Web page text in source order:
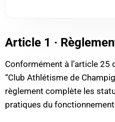
Article 1 ·
Conformément à l’article 25
“Club Athlétisme de
règlement complète les
pratiques du fonctionnement